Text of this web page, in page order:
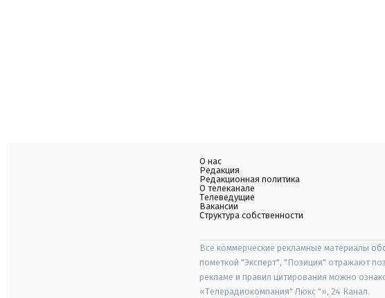
О нас
Редакция
Редакционная политика
О телеканале
Телеведущие
Вакансии
Структура собственности
Все коммерческие рекламные материалы
пометкой "Эксперт", "Позиция" отражают
рекламе и правил цитирования можно
«Телерадиокомпания" Люкс "», 24 Канал.